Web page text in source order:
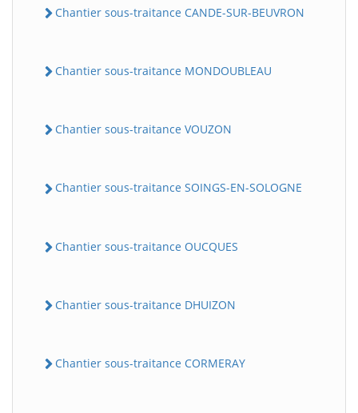
Chantier sous-traitance CANDE-SUR-BEUVRON
Chantier sous-traitance MONDOUBLEAU
Chantier sous-traitance VOUZON
Chantier sous-traitance SOINGS-EN-SOLOGNE
Chantier sous-traitance OUCQUES
Chantier sous-traitance DHUIZON
Chantier sous-traitance CORMERAY